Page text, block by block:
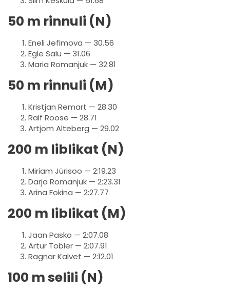
50 m rinnuli (N)
Eneli Jefimova — 30.56
Egle Salu — 31.06
Maria Romanjuk — 32.81
50 m rinnuli (M)
Kristjan Remart — 28.30
Ralf Roose — 28.71
Artjom Alteberg — 29.02
200 m liblikat (N)
Miriam Jürisoo — 2:19.23
Darja Romanjuk — 2:23.31
Arina Fokina — 2:27.77
200 m liblikat (M)
Jaan Pasko — 2:07.08
Artur Tobler — 2:07.91
Ragnar Kalvet — 2:12.01
100 m selili (N)